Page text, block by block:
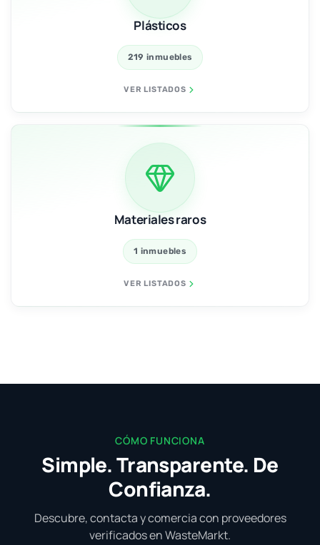
Plásticos
219 inmuebles
VER LISTADOS
Materiales raros
1 inmuebles
VER LISTADOS
CÓMO FUNCIONA
Simple. Transparente. De
Confianza.
Descubre, contacta y comercia con proveedores
verificados en WasteMarkt.